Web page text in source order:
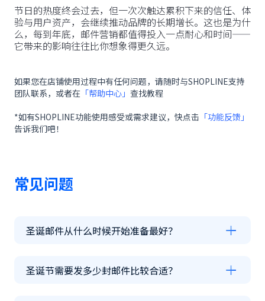
节日的热度终会过去，但一次次触达累积下来的信任、体
验与用户资产，会继续推动品牌的长期增长。这也是为什
么，每到年底，邮件营销都值得投入一点耐心和时间——
它带来的影响往往比你想象得更久远。
如果您在店铺使用过程中有任何问题，请随时与SHOPLINE支持
团队联系，或者在 「帮助中心」 查找教程
*如有SHOPLINE功能使用感受或需求建议，快点击 「功能反馈」
告诉我们吧！
常见问题
圣诞邮件从什么时候开始准备最好？
圣诞节需要发多少封邮件比较合适？